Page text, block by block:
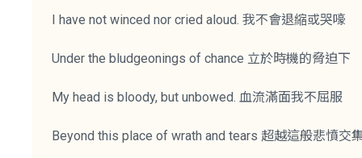
I have not winced nor cried aloud. 我不會退縮或哭嚎
Under the bludgeonings of chance 立於時機的脅迫下
My head is bloody, but unbowed. 血流滿面我不屈服
Beyond this place of wrath and tears 超越這般悲憤交